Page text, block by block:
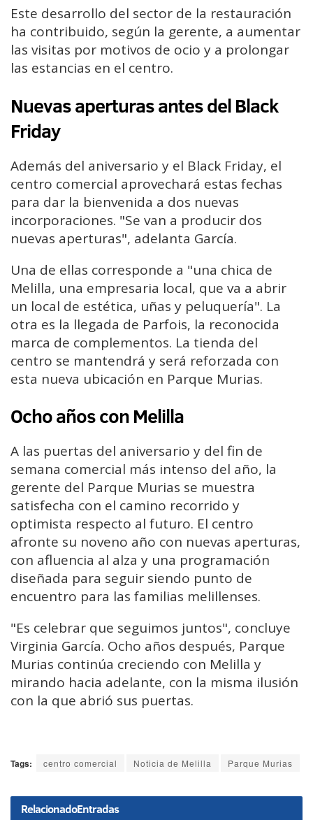
Este desarrollo del sector de la restauración
ha contribuido, según la gerente, a aumentar
las visitas por motivos de ocio y a prolongar
las estancias en el centro.
Nuevas aperturas antes del Black
Friday
Además del aniversario y el Black Friday, el
centro comercial aprovechará estas fechas
para dar la bienvenida a dos nuevas
incorporaciones. "Se van a producir dos
nuevas aperturas", adelanta García.
Una de ellas corresponde a "una chica de
Melilla, una empresaria local, que va a abrir
un local de estética, uñas y peluquería". La
otra es la llegada de Parfois, la reconocida
marca de complementos. La tienda del
centro se mantendrá y será reforzada con
esta nueva ubicación en Parque Murias.
Ocho años con Melilla
A las puertas del aniversario y del fin de
semana comercial más intenso del año, la
gerente del Parque Murias se muestra
satisfecha con el camino recorrido y
optimista respecto al futuro. El centro
afronte su noveno año con nuevas aperturas,
con afluencia al alza y una programación
diseñada para seguir siendo punto de
encuentro para las familias melillenses.
"Es celebrar que seguimos juntos", concluye
Virginia García. Ocho años después, Parque
Murias continúa creciendo con Melilla y
mirando hacia adelante, con la misma ilusión
con la que abrió sus puertas.
Tags: centro comercial Noticia de Melilla Parque Murias
RelacionadoEntradas